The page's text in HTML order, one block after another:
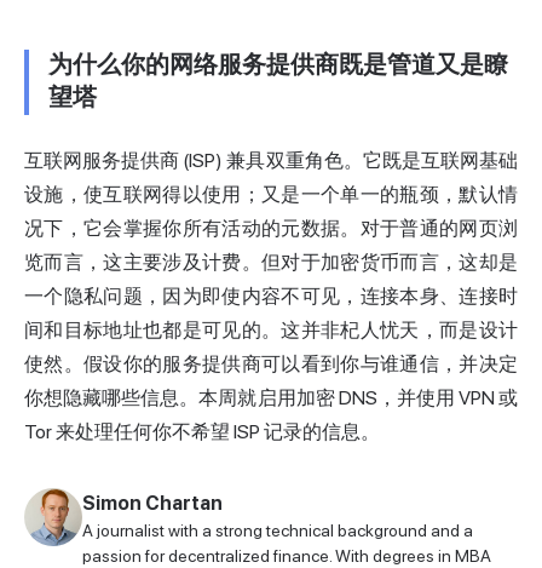
为什么你的网络服务提供商既是管道又是瞭
望塔
互联网服务提供商 (ISP) 兼具双重角色。它既是互联网基础
设施，使互联网得以使用；又是一个单一的瓶颈，默认情
况下，它会掌握你所有活动的元数据。对于普通的网页浏
览而言，这主要涉及计费。但对于加密货币而言，这却是
一个隐私问题，因为即使内容不可见，连接本身、连接时
间和目标地址也都是可见的。这并非杞人忧天，而是设计
使然。假设你的服务提供商可以看到你与谁通信，并决定
你想隐藏哪些信息。本周就启用加密 DNS，并使用 VPN 或
Tor 来处理任何你不希望 ISP 记录的信息。
Simon Chartan
A journalist with a strong technical background and a
passion for decentralized finance. With degrees in MBA